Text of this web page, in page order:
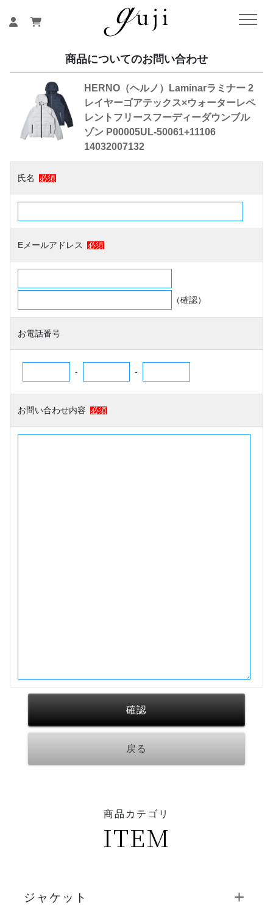
商品についてのお問い合わせ
HERNO（ヘルノ）Laminarラミナー 2
レイヤーゴアテックス×ウォーターレペ
レントフリースフーディーダウンブル
ゾン P00005UL-50061+11106
14032007132
氏名 必須
Eメールアドレス 必須
（確認）
お電話番号
- -
お問い合わせ内容 必須
商品カテゴリ
ITEM
ジャケット